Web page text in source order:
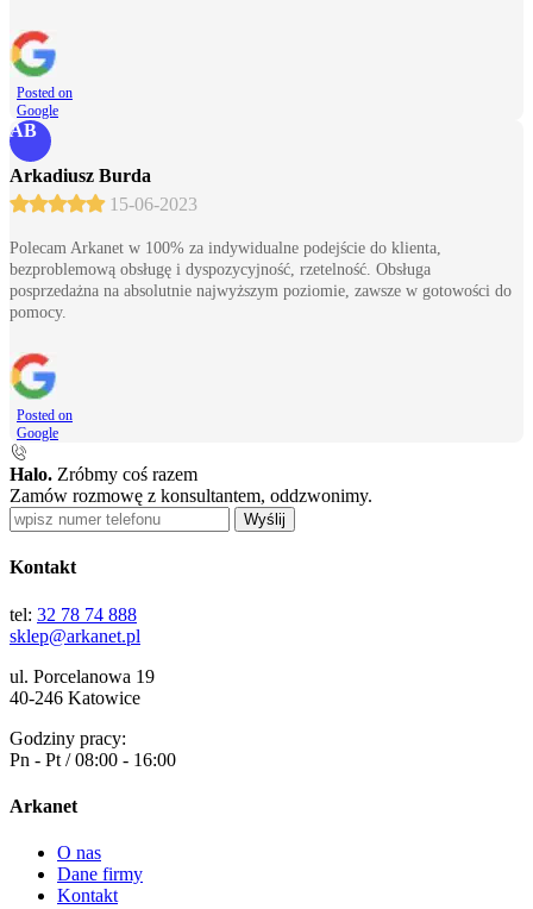
Posted on
Google
AB
Arkadiusz Burda
15-06-2023
Polecam Arkanet w 100% za indywidualne podejście do klienta,
bezproblemową obsługę i dyspozycyjność, rzetelność. Obsługa
posprzedażna na absolutnie najwyższym poziomie, zawsze w gotowości do
pomocy.
Posted on
Google
Halo. Zróbmy coś razem
Zamów rozmowę z konsultantem, oddzwonimy.
Wyślij
Kontakt
tel: 32 78 74 888
sklep@arkanet.pl
ul. Porcelanowa 19
40-246 Katowice
Godziny pracy:
Pn - Pt / 08:00 - 16:00
Arkanet
O nas
Dane firmy
Kontakt